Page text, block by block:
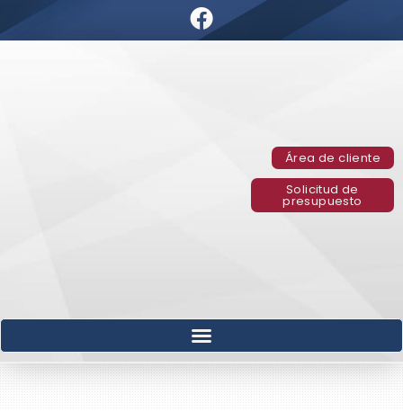
Área de cliente
Solicitud de
presupuesto